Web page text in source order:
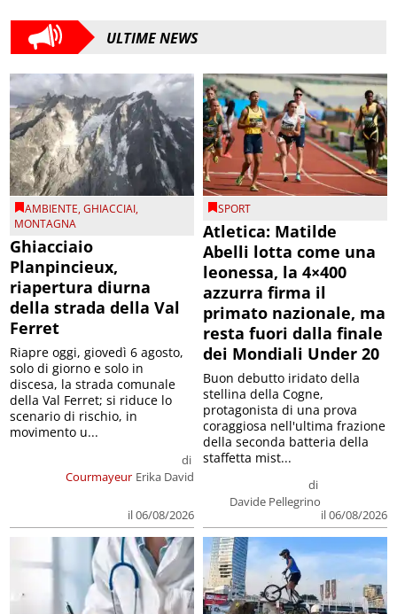
ULTIME NEWS
AMBIENTE,GHIACCIAI,
MONTAGNA
Ghiacciaio
Planpincieux,
riapertura diurna
della strada della Val
Ferret
Courmayeur
di
Erika David
il 06/08/2026
Riapre oggi, giovedì 6 agosto,
solo di giorno e solo in
discesa, la strada comunale
della Val Ferret; si riduce lo
scenario di rischio, in
movimento u...
SPORT
Atletica: Matilde
Abelli lotta come una
leonessa, la 4×400
azzurra firma il
primato nazionale, ma
resta fuori dalla finale
dei Mondiali Under 20
di
Davide Pellegrino
il 06/08/2026
Buon debutto iridato della
stellina della Cogne,
protagonista di una prova
coraggiosa nell'ultima frazione
della seconda batteria della
staffetta mist...